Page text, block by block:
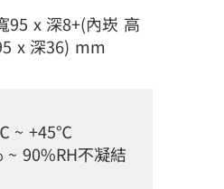
95 x 深8+(內崁 高
x 深36) mm
~ +45℃
~ 90%RH不凝結